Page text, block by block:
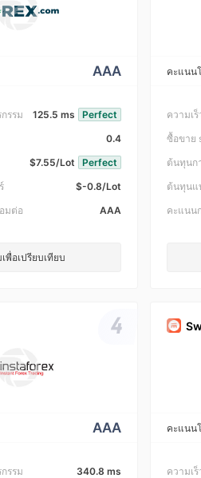
AAA
รรม 125.5 ms
Perfect
0.4
$7.55/Lot
Perfect
$-0.8/Lot
มต่อ
AAA
เพื่อเปรียบเทียบ
คะแนน
ความเ
ซื้อขาย
ต้นทุนก
ต้นทุนแ
คะแนน
AAA
รรม
340.8 ms
4
คะแนน
ความเ